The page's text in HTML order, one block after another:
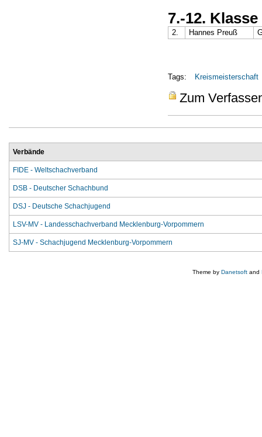
7.-12.
2. Hannes Preuß
Tags: Kreismeisterschaft
Zum
Verbände
FIDE - Weltschachverband
DSB - Deutscher Schachbund
DSJ - Deutsche Schachjugend
LSV-MV - Landesschachverband Mecklenburg-Vorpommern
SJ-MV - Schachjugend Mecklenburg-Vorpommern
Theme by Danetsoft and